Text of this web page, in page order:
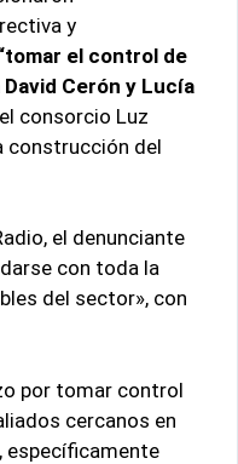
y
el control de
Cerón y Lucía
consorcio Luz
construcción del
el denunciante
con toda la
del sector», con
por tomar control
cercanos en
específicamente